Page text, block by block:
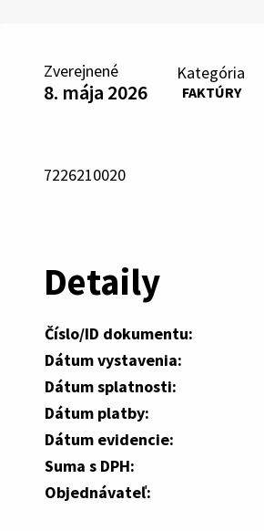
Zverejnené
8. mája 2026
Kategória
FAKTÚRY
7226210020
Detaily
Číslo/ID dokumentu:
Dátum vystavenia:
Dátum splatnosti:
Dátum platby:
Dátum evidencie:
Suma s DPH:
Objednávateľ: